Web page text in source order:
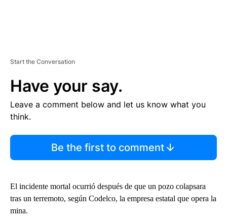
Start the Conversation
Have your say.
Leave a comment below and let us know what you
think.
Be the first to comment
El incidente mortal ocurrió después de que un pozo colapsara
tras un terremoto, según Codelco, la empresa estatal que opera la
mina.